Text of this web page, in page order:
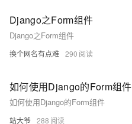
Django之Form组件
Django之Form组件
换个网名有点难 290
如何使用Django的Form组件
如何使用Django的Form组件
站大爷 288